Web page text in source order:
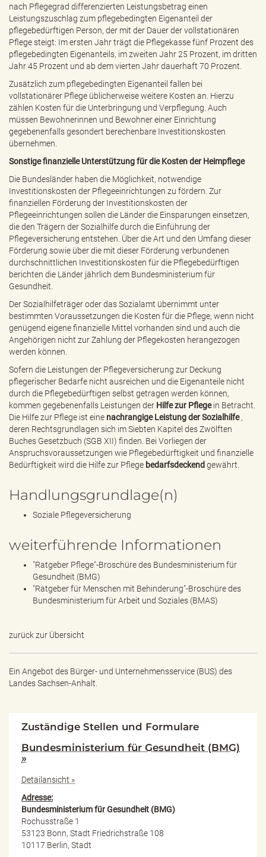
nach Pflegegrad differenzierten Leistungsbetrag einen
Leistungszuschlag zum pflegebedingten Eigenanteil der
pflegebedürftigen Person, der mit der Dauer der vollstationären
Pflege steigt: Im ersten Jahr trägt die Pflegekasse fünf Prozent des
pflegebedingten Eigenanteils, im zweiten Jahr 25 Prozent, im dritten
Jahr 45 Prozent und ab dem vierten Jahr dauerhaft 70 Prozent.
Zusätzlich zum pflegebedingten Eigenanteil fallen bei
vollstationärer Pflege üblicherweise weitere Kosten an. Hierzu
zählen Kosten für die Unterbringung und Verpflegung. Auch
müssen Bewohnerinnen und Bewohner einer Einrichtung
gegebenenfalls gesondert berechenbare Investitionskosten
übernehmen.
Sonstige finanzielle Unterstützung für die Kosten der Heimpflege
Die Bundesländer haben die Möglichkeit, notwendige
Investitionskosten der Pflegeeinrichtungen zu fördern. Zur
finanziellen Förderung der Investitionskosten der
Pflegeeinrichtungen sollen die Länder die Einsparungen einsetzen,
die den Trägern der Sozialhilfe durch die Einführung der
Pflegeversicherung entstehen. Über die Art und den Umfang dieser
Förderung sowie über die mit dieser Förderung verbundenen
durchschnittlichen Investitionskosten für die Pflegebedürftigen
berichten die Länder jährlich dem Bundesministerium für
Gesundheit.
Der Sozialhilfeträger oder das Sozialamt übernimmt unter
bestimmten Voraussetzungen die Kosten für die Pflege, wenn nicht
genügend eigene finanzielle Mittel vorhanden sind und auch die
Angehörigen nicht zur Zahlung der Pflegekosten herangezogen
werden können.
Sofern die Leistungen der Pflegeversicherung zur Deckung
pflegerischer Bedarfe nicht ausreichen und die Eigenanteile nicht
durch die Pflegebedürftigen selbst getragen werden können,
kommen gegebenenfalls Leistungen der Hilfe zur Pflegein Betracht.
Die Hilfe zur Pflege ist eine nachrangige Leistung der Sozialhilfe,
deren Rechtsgrundlagen sich im Siebten Kapitel des Zwölften
Buches Gesetzbuch (SGB XII) finden. Bei Vorliegen der
Anspruchsvoraussetzungen wie Pflegebedürftigkeit und finanzielle
Bedürftigkeit wird die Hilfe zur Pflege bedarfsdeckend gewährt.
Handlungsgrundlage(n)
Soziale Pflegeversicherung
weiterführende Informationen
"Ratgeber Pflege"-Broschüre des Bundesministerium für
Gesundheit (BMG)
"Ratgeber für Menschen mit Behinderung"-Broschüre des
Bundesministerium für Arbeit und Soziales (BMAS)
zurück zur Übersicht
Ein Angebot des Bürger- und Unternehmensservice (BUS) des
Landes Sachsen-Anhalt.
Zuständige Stellen und Formulare
Bundesministerium für Gesundheit (BMG)
»
Detailansicht »
Adresse:
Bundesministerium für Gesundheit (BMG)
Rochusstraße 1
53123 Bonn, Stadt Friedrichstraße 108
10117 Berlin, Stadt